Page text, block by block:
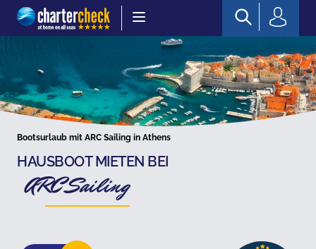
Chartercheck
Bootsurlaub mit ARC Sailing in Athens
HAUSBOOT MIETEN BEI
ARC Sailing